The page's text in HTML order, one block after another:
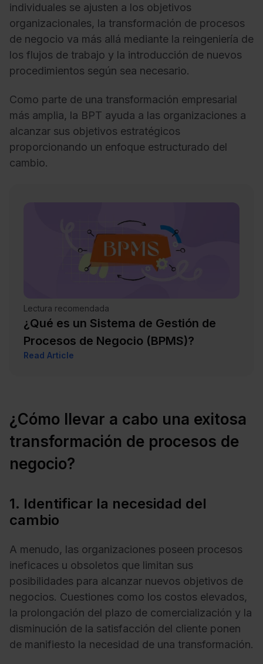
individuales se ajusten a los objetivos
organizacionales, la transformación de procesos
de negocio va más allá mediante la reingeniería de
los flujos de trabajo y la introducción de nuevos
procedimientos según sea necesario.
Como parte de una transformación empresarial
más amplia, la BPT ayuda a las organizaciones a
alcanzar sus objetivos estratégicos
proporcionando un enfoque estructurado del
cambio.
Lectura recomendada
¿Qué es un Sistema de Gestión de
Procesos de Negocio (BPMS)?
Read Article
¿Cómo llevar a cabo una exitosa
transformación de procesos de
negocio?
1. Identificar la necesidad del
cambio
A menudo, las organizaciones poseen procesos
ineficaces u obsoletos que limitan sus
posibilidades para alcanzar nuevos objetivos de
negocios. Cuestiones como los costos elevados,
la prolongación del plazo de comercialización y la
disminución de la satisfacción del cliente ponen
de manifiesto la necesidad de una transformación.